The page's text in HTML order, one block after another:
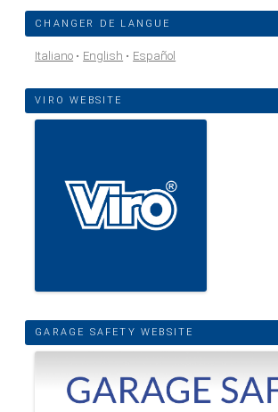
CHANGER DE LANGUE
Italiano English Español
VIRO WEBSITE
GARAGE SAFETY WEBSITE